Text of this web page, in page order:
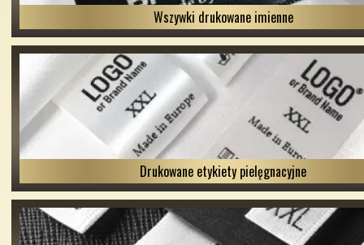
Wszywki drukowane imienne
Drukowane etykiety pielęgnacyjne